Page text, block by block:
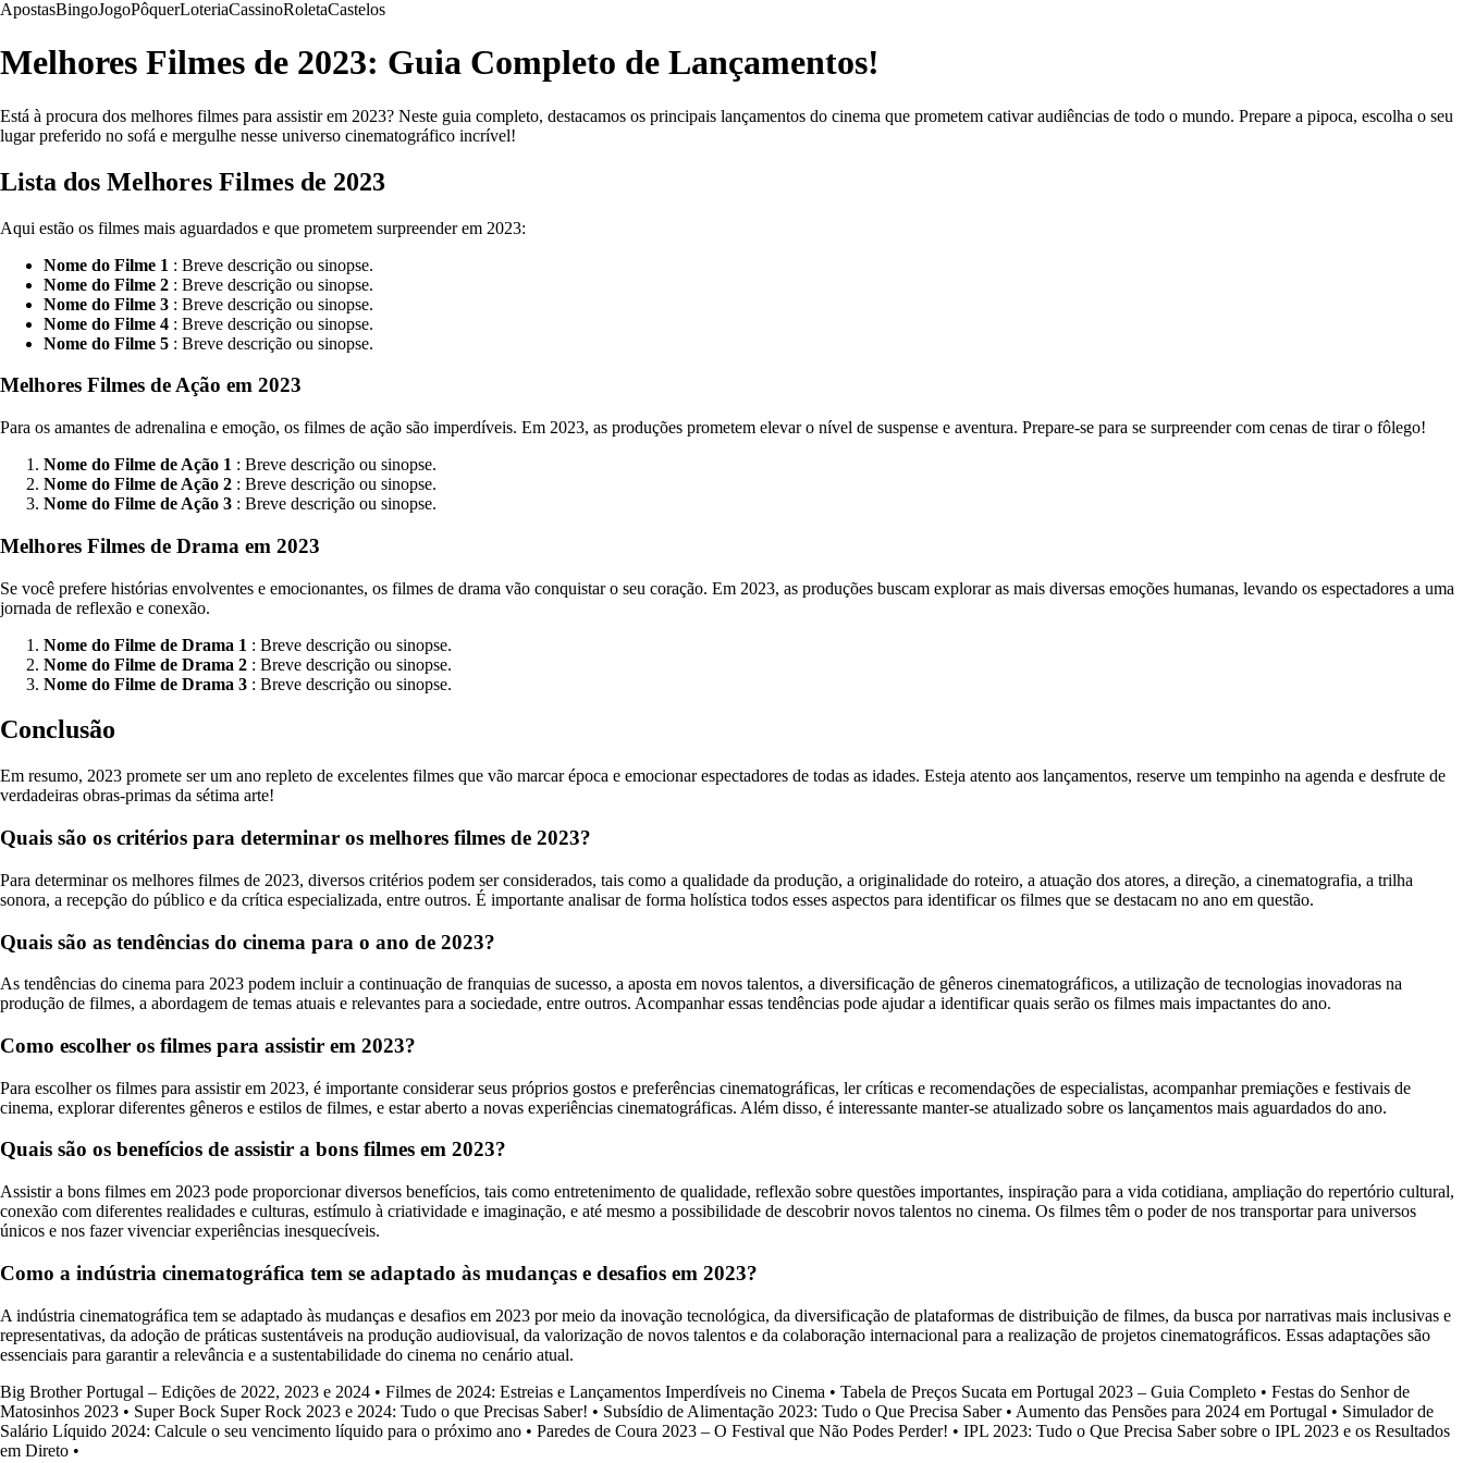
ApostasBingoJogoPôquerLoteriaCassinoRoletaCastelos
Melhores Filmes de 2023: Guia Completo de Lançamentos!
Está à procura dos melhores filmes para assistir em 2023? Neste guia completo, destacamos os principais lançamentos do cinema que prometem cativar audiências de todo o mundo. Prepare a pipoca, escolha o seu
lugar preferido no sofá e mergulhe nesse universo cinematográfico incrível!
Lista dos Melhores Filmes de 2023
Aqui estão os filmes mais aguardados e que prometem surpreender em 2023:
Nome do Filme 1 : Breve descrição ou sinopse.
Nome do Filme 2 : Breve descrição ou sinopse.
Nome do Filme 3 : Breve descrição ou sinopse.
Nome do Filme 4 : Breve descrição ou sinopse.
Nome do Filme 5 : Breve descrição ou sinopse.
Melhores Filmes de Ação em 2023
Para os amantes de adrenalina e emoção, os filmes de ação são imperdíveis. Em 2023, as produções prometem elevar o nível de suspense e aventura. Prepare-se para se surpreender com cenas de tirar o fôlego!
Nome do Filme de Ação 1 : Breve descrição ou sinopse.
Nome do Filme de Ação 2 : Breve descrição ou sinopse.
Nome do Filme de Ação 3 : Breve descrição ou sinopse.
Melhores Filmes de Drama em 2023
Se você prefere histórias envolventes e emocionantes, os filmes de drama vão conquistar o seu coração. Em 2023, as produções buscam explorar as mais diversas emoções humanas, levando os espectadores a uma
jornada de reflexão e conexão.
Nome do Filme de Drama 1 : Breve descrição ou sinopse.
Nome do Filme de Drama 2 : Breve descrição ou sinopse.
Nome do Filme de Drama 3 : Breve descrição ou sinopse.
Conclusão
Em resumo, 2023 promete ser um ano repleto de excelentes filmes que vão marcar época e emocionar espectadores de todas as idades. Esteja atento aos lançamentos, reserve um tempinho na agenda e desfrute de
verdadeiras obras-primas da sétima arte!
Quais são os critérios para determinar os melhores filmes de 2023?
Para determinar os melhores filmes de 2023, diversos critérios podem ser considerados, tais como a qualidade da produção, a originalidade do roteiro, a atuação dos atores, a direção, a cinematografia, a trilha
sonora, a recepção do público e da crítica especializada, entre outros. É importante analisar de forma holística todos esses aspectos para identificar os filmes que se destacam no ano em questão.
Quais são as tendências do cinema para o ano de 2023?
As tendências do cinema para 2023 podem incluir a continuação de franquias de sucesso, a aposta em novos talentos, a diversificação de gêneros cinematográficos, a utilização de tecnologias inovadoras na
produção de filmes, a abordagem de temas atuais e relevantes para a sociedade, entre outros. Acompanhar essas tendências pode ajudar a identificar quais serão os filmes mais impactantes do ano.
Como escolher os filmes para assistir em 2023?
Para escolher os filmes para assistir em 2023, é importante considerar seus próprios gostos e preferências cinematográficas, ler críticas e recomendações de especialistas, acompanhar premiações e festivais de
cinema, explorar diferentes gêneros e estilos de filmes, e estar aberto a novas experiências cinematográficas. Além disso, é interessante manter-se atualizado sobre os lançamentos mais aguardados do ano.
Quais são os benefícios de assistir a bons filmes em 2023?
Assistir a bons filmes em 2023 pode proporcionar diversos benefícios, tais como entretenimento de qualidade, reflexão sobre questões importantes, inspiração para a vida cotidiana, ampliação do repertório cultural,
conexão com diferentes realidades e culturas, estímulo à criatividade e imaginação, e até mesmo a possibilidade de descobrir novos talentos no cinema. Os filmes têm o poder de nos transportar para universos
únicos e nos fazer vivenciar experiências inesquecíveis.
Como a indústria cinematográfica tem se adaptado às mudanças e desafios em 2023?
A indústria cinematográfica tem se adaptado às mudanças e desafios em 2023 por meio da inovação tecnológica, da diversificação de plataformas de distribuição de filmes, da busca por narrativas mais inclusivas e
representativas, da adoção de práticas sustentáveis na produção audiovisual, da valorização de novos talentos e da colaboração internacional para a realização de projetos cinematográficos. Essas adaptações são
essenciais para garantir a relevância e a sustentabilidade do cinema no cenário atual.
Big Brother Portugal – Edições de 2022, 2023 e 2024 • Filmes de 2024: Estreias e Lançamentos Imperdíveis no Cinema • Tabela de Preços Sucata em Portugal 2023 – Guia Completo • Festas do Senhor de
Matosinhos 2023 • Super Bock Super Rock 2023 e 2024: Tudo o que Precisas Saber! • Subsídio de Alimentação 2023: Tudo o Que Precisa Saber• Aumento das Pensões para 2024 em Portugal • Simulador de
Salário Líquido 2024: Calcule o seu vencimento líquido para o próximo ano • Paredes de Coura 2023 – O Festival que Não Podes Perder! • IPL 2023: Tudo o Que Precisa Saber sobre o IPL 2023 e os Resultados
em Direto •